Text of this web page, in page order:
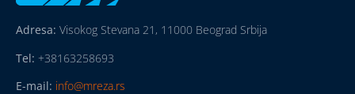
Adresa: Visokog Stevana 21, 11000 Beograd Srbija
Tel: +38163258693
E-mail: info@mreza.rs